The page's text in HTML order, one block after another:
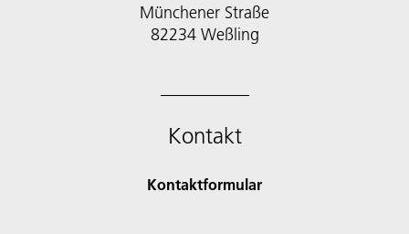
Münchener Straße
82234 Weßling
Kontakt
Kontaktformular